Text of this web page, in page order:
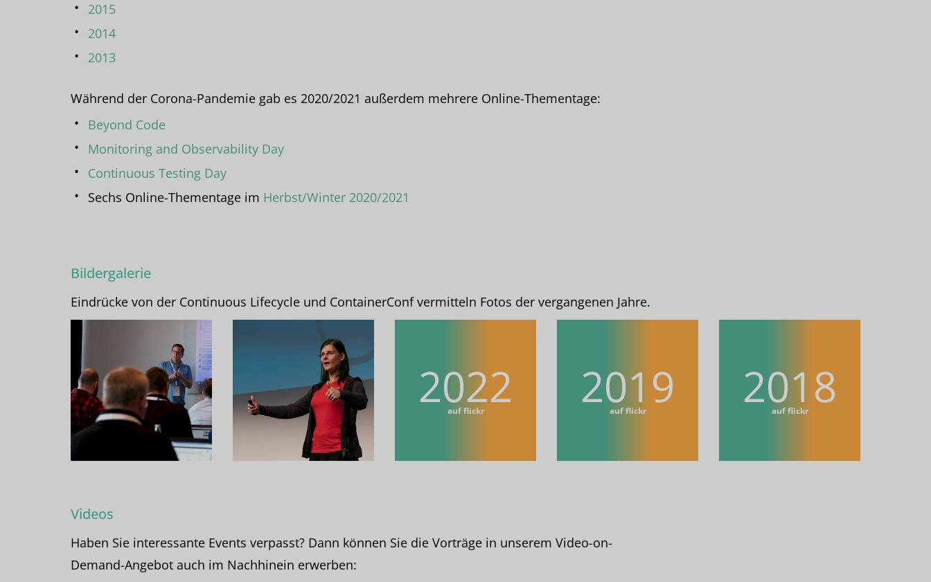
2015
2014
2013
Während der Corona-Pandemie gab es 2020/2021 außerdem mehrere Online-Thementage:
Beyond Code
Monitoring and Observability Day
Continuous Testing Day
Sechs Online-Thementage im Herbst/Winter 2020/2021
Bildergalerie
Eindrücke von der Continuous Lifecycle und ContainerConf vermitteln Fotos der vergangenen Jahre.
2022
auf flickr 2019
auf flickr 2018
auf flickr
Videos
Haben Sie interessante Events verpasst? Dann können Sie die Vorträge in unserem Video-on-
Demand-Angebot auch im Nachhinein erwerben: